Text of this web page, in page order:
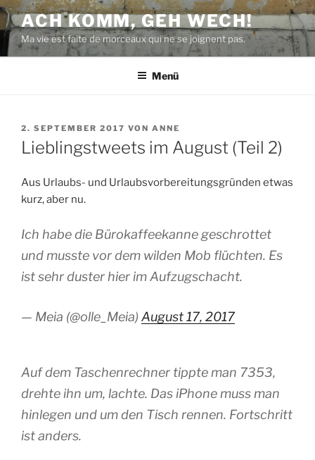
Zum
Inhalt
springen
ACH KOMM, GEH WECH!
Ma vie est faite de morceaux qui ne se joignent pas.
Menü
VERÖFFENTLICHT
AM
2. SEPTEMBER 2017 VON ANNE
Lieblingstweets im August (Teil 2)
Aus Urlaubs- und Urlaubsvorbereitungsgründen etwas
kurz, aber nu.
Ich habe die Bürokaffeekanne geschrottet
und musste vor dem wilden Mob flüchten. Es
ist sehr duster hier im Aufzugschacht.
— Meia (@olle_Meia) August 17, 2017
Auf dem Taschenrechner tippte man 7353,
drehte ihn um, lachte. Das iPhone muss man
hinlegen und um den Tisch rennen. Fortschritt
ist anders.